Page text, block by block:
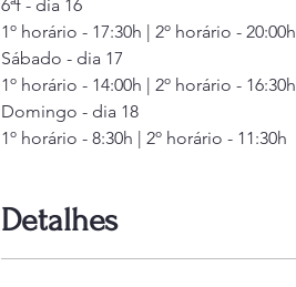
6ªf - dia 16
1º horário - 17:30h | 2º horário - 20:00h
Sábado - dia 17
1º horário - 14:00h | 2º horário - 16:30h
Domingo - dia 18
1º horário - 8:30h | 2º horário - 11:30h
Detalhes